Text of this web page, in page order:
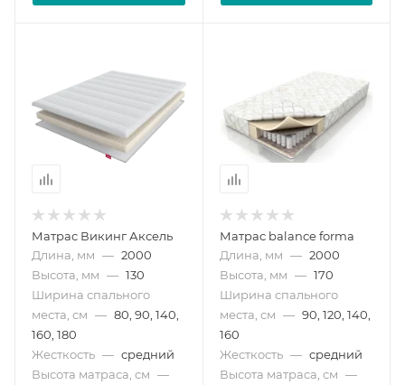
Матрас Викинг Аксель
Длина, мм — 2000
Высота, мм — 130
Ширина спального
места, см — 80, 90, 140,
160, 180
Жесткость — средний
Высота матраса, см —
Матрас balance forma
Длина, мм — 2000
Высота, мм — 170
Ширина спального
места, см — 90, 120, 140,
160
Жесткость — средний
Высота матраса, см —